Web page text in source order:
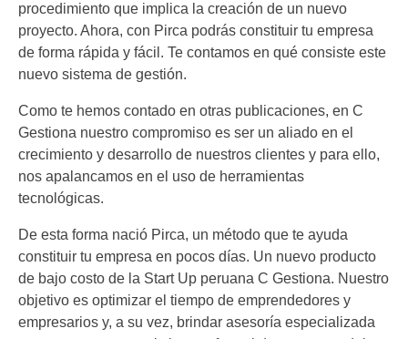
procedimiento que implica la creación de un nuevo
proyecto. Ahora, con Pirca podrás constituir tu empresa
de forma rápida y fácil. Te contamos en qué consiste este
nuevo sistema de gestión.
Como te hemos contado en otras publicaciones, en C
Gestiona nuestro compromiso es ser un aliado en el
crecimiento y desarrollo de nuestros clientes y para ello,
nos apalancamos en el uso de herramientas
tecnológicas.
De esta forma nació Pirca, un método que te ayuda
constituir tu empresa en pocos días. Un nuevo producto
de bajo costo de la Start Up peruana C Gestiona. Nuestro
objetivo es optimizar el tiempo de emprendedores y
empresarios y, a su vez, brindar asesoría especializada